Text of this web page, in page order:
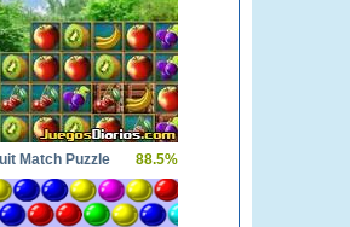
Match Puzzle 88.5%